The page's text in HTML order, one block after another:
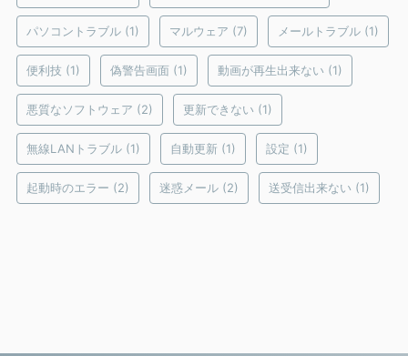
パソコントラブル (1) マルウェア (7) メールトラブル (1)
便利技 (1) 偽警告画面 (1) 動画が再生出来ない (1)
悪質なソフトウェア (2) 更新できない (1)
無線LANトラブル (1) 自動更新 (1) 設定 (1)
起動時のエラー (2) 迷惑メール (2) 送受信出来ない (1)